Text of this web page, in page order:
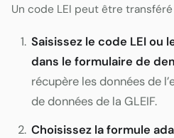
Un code LEI peut être
Saisissez le code LEI ou
dans le formulaire de
récupère les données de
de données de la GLEIF.
Choisissez la formule